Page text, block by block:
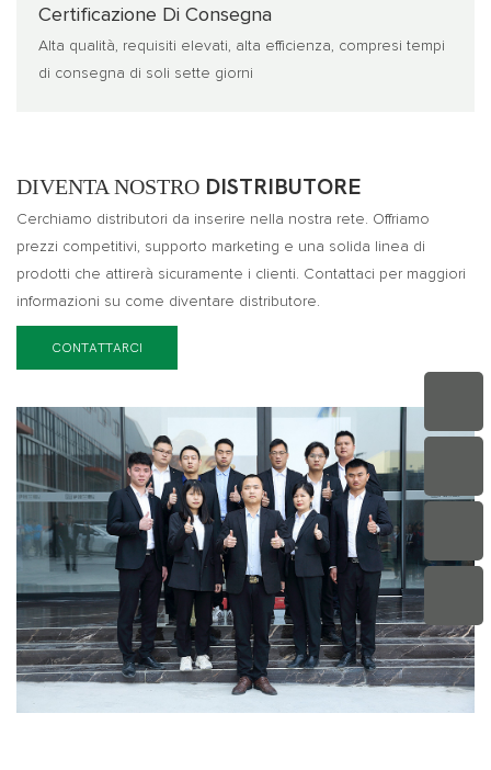
Certificazione Di Consegna
Alta qualità, requisiti elevati, alta efficienza, compresi tempi
di consegna di soli sette giorni
DIVENTA NOSTRO DISTRIBUTORE
Cerchiamo distributori da inserire nella nostra rete. Offriamo
prezzi competitivi, supporto marketing e una solida linea di
prodotti che attirerà sicuramente i clienti. Contattaci per maggiori
informazioni su come diventare distributore.
CONTATTARCI